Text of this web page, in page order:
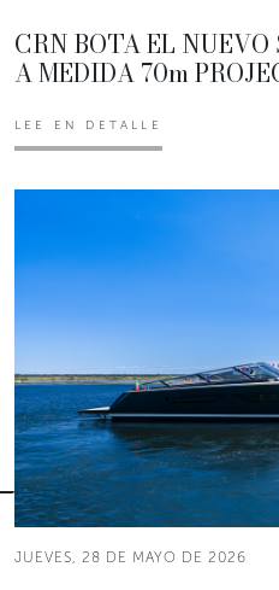
CRN BOTA EL NUEVO
A MEDIDA 70m
LEE EN DETALLE
JUEVES, 28 DE MAYO DE 2026